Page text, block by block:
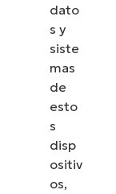
dato
s y
siste
mas
de
esto
s
disp
ositiv
os,